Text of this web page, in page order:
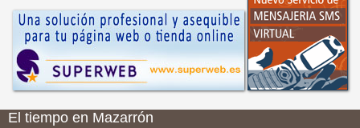
El tiempo en Mazarrón